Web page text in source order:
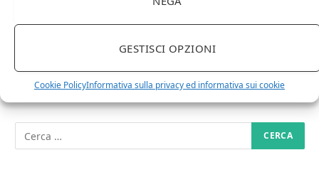
GESTISCI OPZIONI
Cookie PolicyInformativa sulla privacy ed informativa sui cookie
RICERCA NEL SITO